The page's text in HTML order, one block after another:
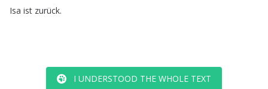
Isa ist zurück.
I UNDERSTOOD THE WHOLE TEXT